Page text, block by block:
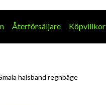
Återförsäljare Köpvillkor
halsband regnbåge